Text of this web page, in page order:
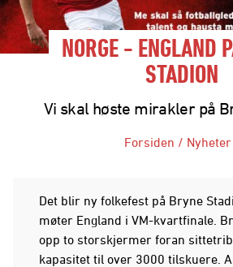
NORGE - ENGLAND
STADION
Vi skal høste mirakler på
Forsiden / Nyheter
Det blir ny folkefest på Bryne
møter England i VM-kvartfinale.
opp to storskjermer foran
kapasitet til over 3000 tilskuere.